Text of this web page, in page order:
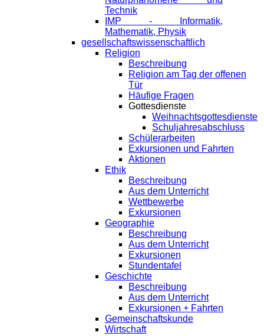
Technik
IMP - Informatik,
Mathematik, Physik
gesellschaftswissenschaftlich
Religion
Beschreibung
Religion am Tag der offenen
Tür
Häufige Fragen
Gottesdienste
Weihnachtsgottesdienste
Schuljahresabschluss
Schülerarbeiten
Exkursionen und Fahrten
Aktionen
Ethik
Beschreibung
Aus dem Unterricht
Wettbewerbe
Exkursionen
Geographie
Beschreibung
Aus dem Unterricht
Exkursionen
Stundentafel
Geschichte
Beschreibung
Aus dem Unterricht
Exkursionen + Fahrten
Gemeinschaftskunde
Wirtschaft